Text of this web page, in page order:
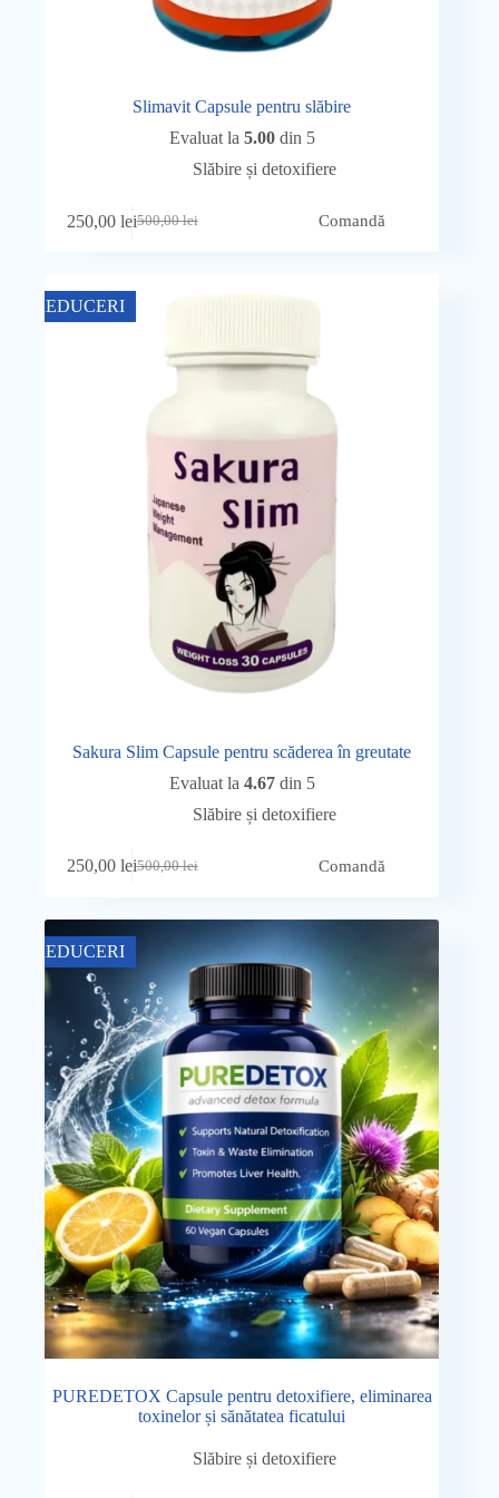
Slimavit Capsule pentru slăbire
Evaluat la 5.00din 5
Slăbire și detoxifiere
500,00lei
Prețul
fost:
250,00 leiPrețul
250,00 lei.
Comandă
REDUCERI
Sakura Slim Capsule pentru scăderea în greutate
Evaluat la 4.67din 5
Slăbire și detoxifiere
500,00lei
Prețul
fost:
500,00 lei.
250,00 leiPrețul
250,00 lei.
Comandă
REDUCERI
PUREDETOX Capsule pentru detoxifiere, eliminarea
toxinelor și sănătatea ficatului
Slăbire și detoxifiere